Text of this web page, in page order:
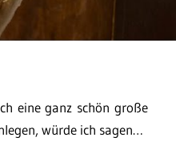
eine ganz schön große
würde ich sagen…